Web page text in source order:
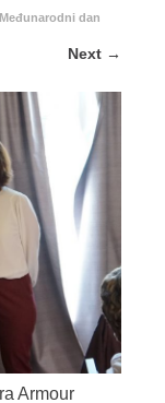
dan
Next →
Armour